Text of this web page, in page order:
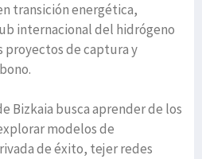
transición energética,
internacional del hidrógeno
proyectos de captura y
Bizkaia busca aprender de los
modelos de
de éxito, tejer redes